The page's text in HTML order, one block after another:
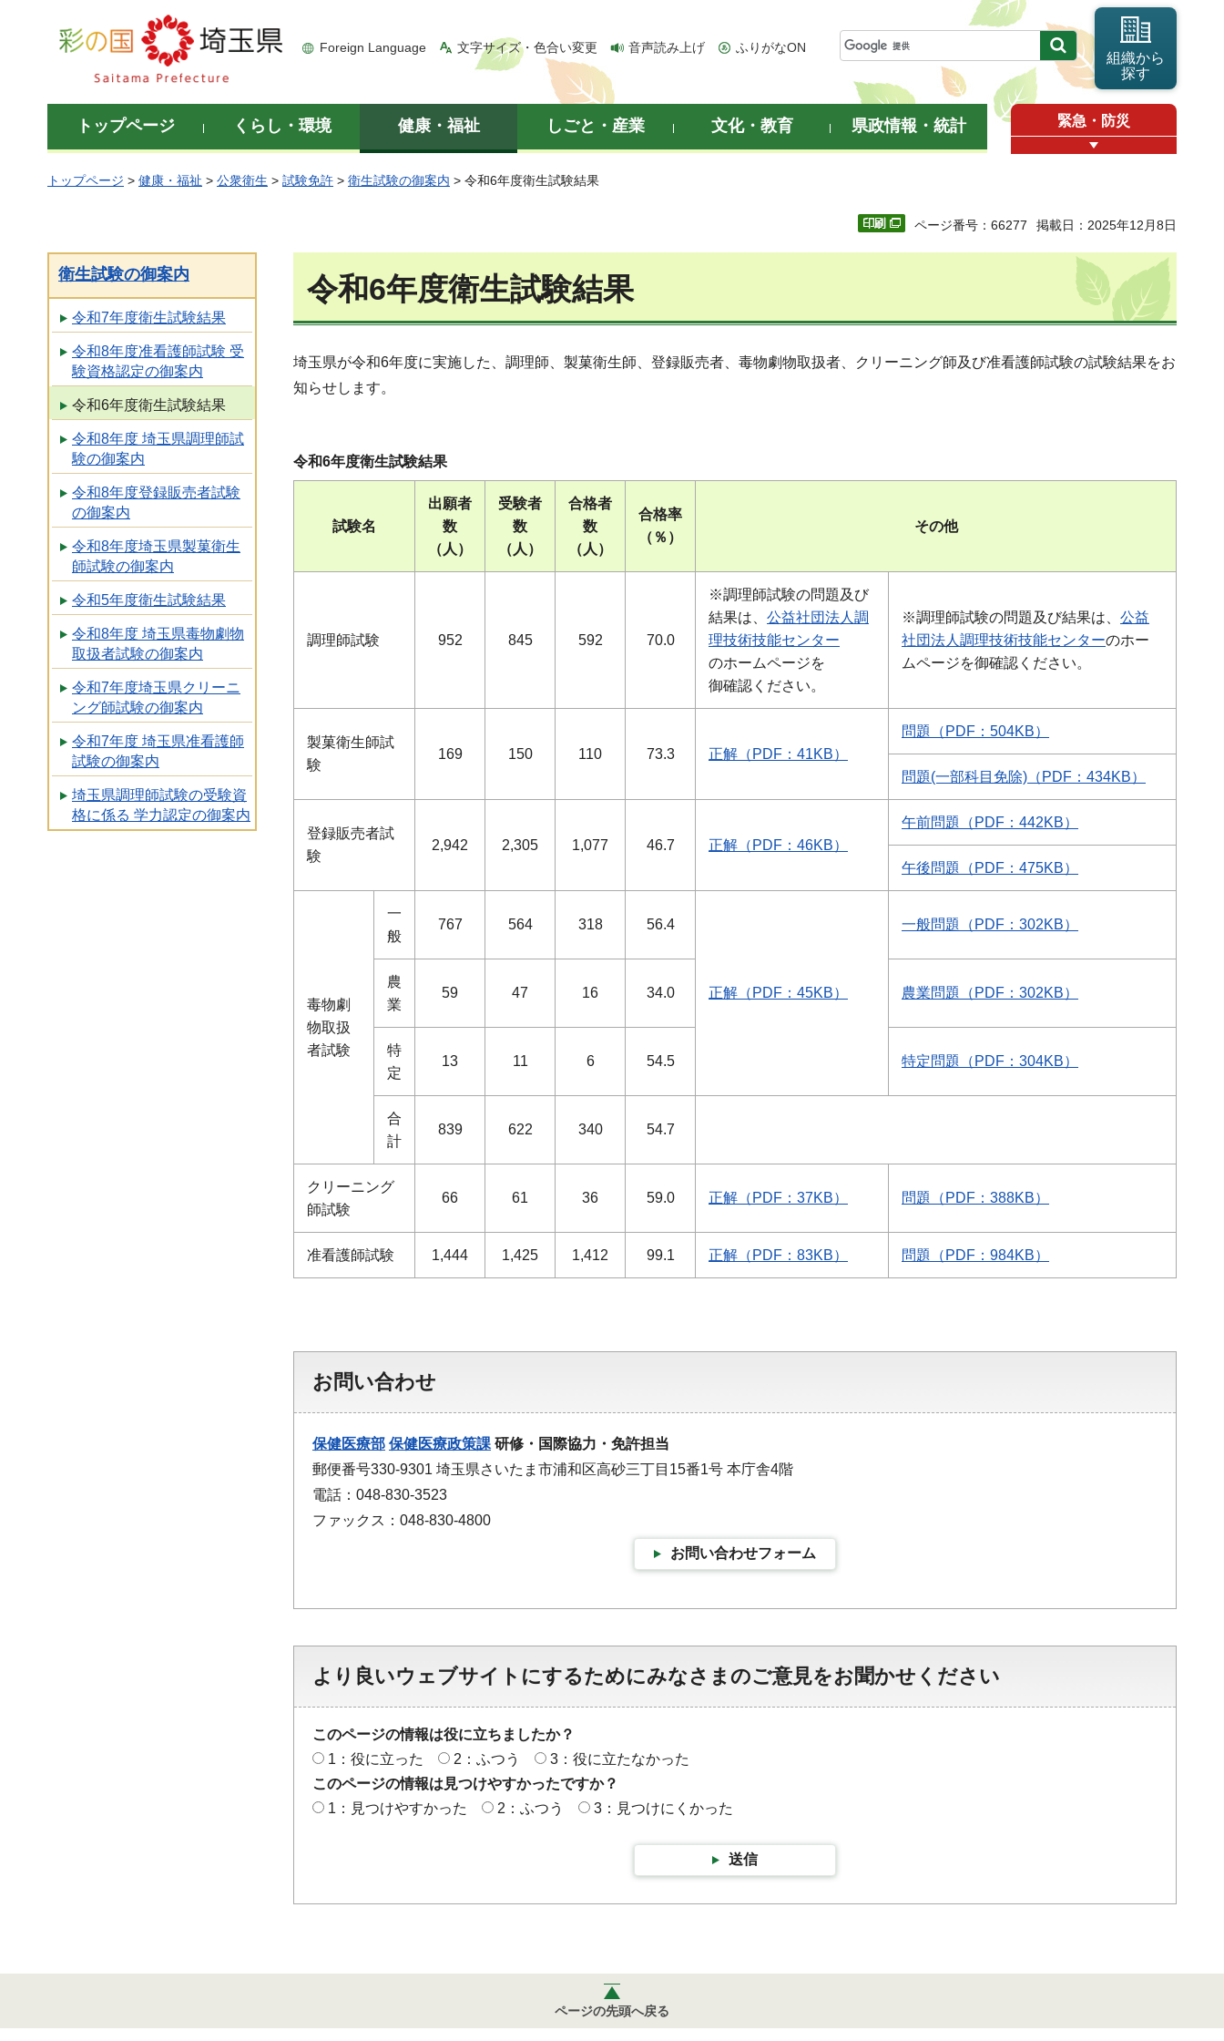
彩の国 埼玉県
Foreign Language 文字サイズ・色合い変更 音声読み上げ ふりがなON
組織から
探す
トップページ くらし・環境 健康・福祉 しごと・産業 文化・教育 県政情報・統計 緊急・防災
トップページ > 健康・福祉 > 公衆衛生 > 試験免許 > 衛生試験の御案内 > 令和6年度衛生試験結果
ページ番号：66277 掲載日：2025年12月8日
衛生試験の御案内
令和7年度衛生試験結果
令和8年度准看護師試験 受
験資格認定の御案内
令和6年度衛生試験結果
令和8年度 埼玉県調理師試
験の御案内
令和8年度登録販売者試験
の御案内
令和8年度埼玉県製菓衛生
師試験の御案内
令和5年度衛生試験結果
令和8年度 埼玉県毒物劇物
取扱者試験の御案内
令和7年度埼玉県クリーニ
ング師試験の御案内
令和7年度 埼玉県准看護師
試験の御案内
埼玉県調理師試験の受験資
格に係る 学力認定の御案内
令和6年度衛生試験結果
埼玉県が令和6年度に実施した、調理師、製菓衛生師、登録販売者、毒物劇物取扱者、クリーニング師及び准看護師試験の試験結果をお
知らせします。
令和6年度衛生試験結果
試験名
出願者
数
（人）
受験者
数
（人）
合格者
数
（人）
合格率
（％）
その他
調理師試験 952 845 592 70.0
※調理師試験の問題及び
結果は、 公益社団法人調
理技術技能センター
のホームページを
御確認ください。
※調理師試験の問題及び結果は、 公益
社団法人調理技術技能センターのホー
ムページを御確認ください。
製菓衛生師試
験
169 150 110 73.3 正解（PDF：41KB）
問題（PDF：504KB）
問題(一部科目免除)（PDF：434KB）
登録販売者試
験
2,942 2,305 1,077 46.7 正解（PDF：46KB）
午前問題（PDF：442KB）
午後問題（PDF：475KB）
毒物劇
物取扱
者試験
一
般
767 564 318 56.4
正解（PDF：45KB）
一般問題（PDF：302KB）
農
業
59 47 16 34.0 農業問題（PDF：302KB）
特
定
13 11 6 54.5 特定問題（PDF：304KB）
合
計
839 622 340 54.7
クリーニング
師試験
66 61 36 59.0 正解（PDF：37KB） 問題（PDF：388KB）
准看護師試験 1,444 1,425 1,412 99.1 正解（PDF：83KB） 問題（PDF：984KB）
お問い合わせ
保健医療部 保健医療政策課 研修・国際協力・免許担当
郵便番号330-9301 埼玉県さいたま市浦和区高砂三丁目15番1号 本庁舎4階
電話：048-830-3523
ファックス：048-830-4800
お問い合わせフォーム
より良いウェブサイトにするためにみなさまのご意見をお聞かせください
このページの情報は役に立ちましたか？
1：役に立った
2：ふつう
3：役に立たなかった
このページの情報は見つけやすかったですか？
1：見つけやすかった
2：ふつう 3：見つけにくかった
送信
ページの先頭へ戻る